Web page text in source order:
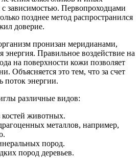
с зависимостью. Первопроходцами
позднее метод распространился
доверие.
пронизан меридианами,
Правильное воздействие на
на поверхности кожи позволяет
Объясняется это тем, что за счет
поток энергии.
различные видов:
животных.
металлов, например,
пород.
пород деревьев.